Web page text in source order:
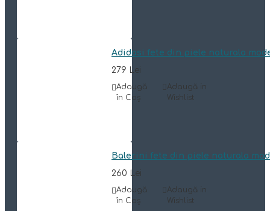
Adidasi fete din piele naturala
279 Lei
Adaugă
în Coş
Adaugă in
Wishlist
Balerini fete din piele naturala
260 Lei
Adaugă
în Coş
Adaugă in
Wishlist